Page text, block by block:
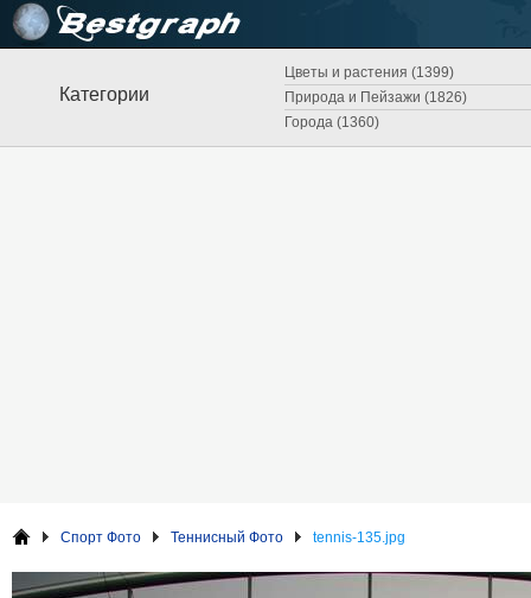
Категории
Цветы и растения (1399)
Природа и Пейзажи (1826)
Города (1360)
Спорт Фото Теннисный Фото tennis-135.jpg